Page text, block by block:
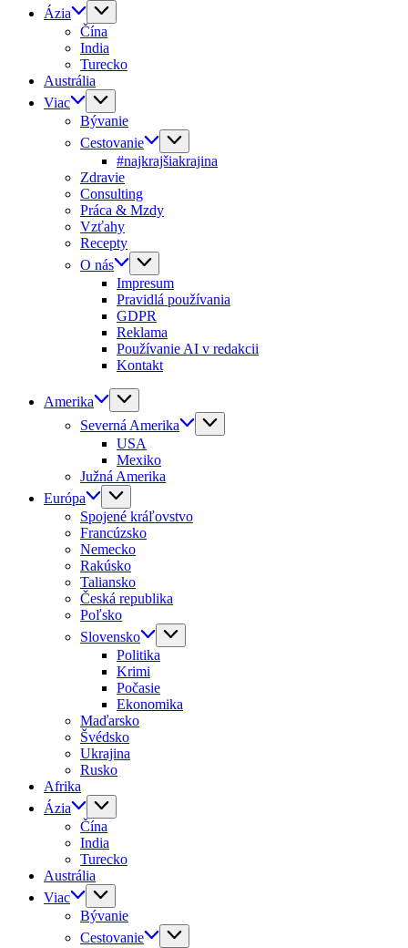
Ázia
Čína
India
Turecko
Austrália
Viac
Bývanie
Cestovanie
#najkrajšiakrajina
Zdravie
Consulting
Práca & Mzdy
Vzťahy
Recepty
O nás
Impresum
Pravidlá používania
GDPR
Reklama
Používanie AI v redakcii
Kontakt
Amerika
Severná Amerika
USA
Mexiko
Južná Amerika
Európa
Spojené kráľovstvo
Francúzsko
Nemecko
Rakúsko
Taliansko
Česká republika
Poľsko
Slovensko
Politika
Krimi
Počasie
Ekonomika
Maďarsko
Švédsko
Ukrajina
Rusko
Afrika
Ázia
Čína
India
Turecko
Austrália
Viac
Bývanie
Cestovanie